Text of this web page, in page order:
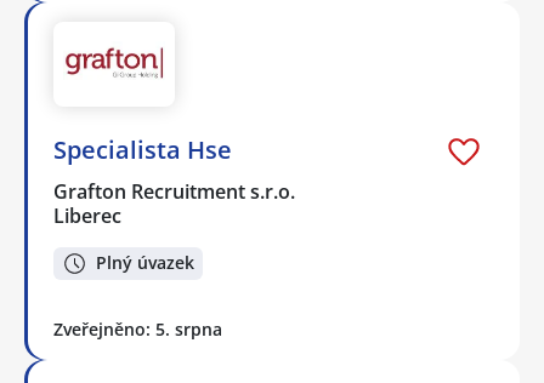
Specialista Hse
Grafton Recruitment s.r.o.
Liberec
Plný úvazek
Zveřejněno: 5. srpna